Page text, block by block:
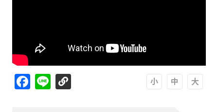
Facebook
Line